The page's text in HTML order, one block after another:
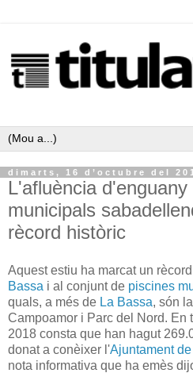
dimarts, 16 d’octubre del
L'afluència
municipals
rècord històric
Aquest estiu ha marcat un
Bassa i al conjunt de piscines
quals, a més de La Bassa, són
Campoamor i Parc del Nord. En
2018 consta que han hagut
donat a conèixer l'Ajuntament de
nota informativa que ha emès